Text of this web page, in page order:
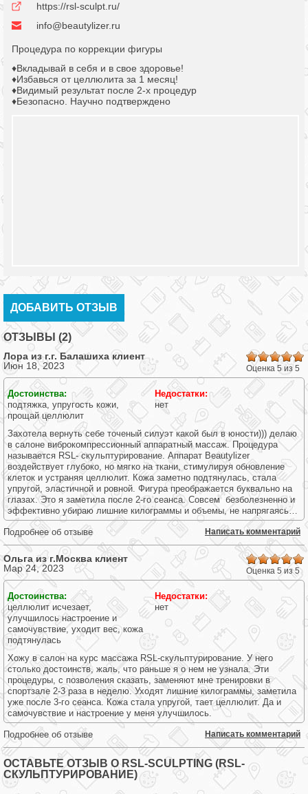
https://rsl-sculpt.ru/
info@beautylizer.ru
Процедура по коррекции фигуры
♦️Вкладывай в себя и в свое здоровье!
♦️Избавься от целлюлита за 1 месяц!
♦️Видимый результат после 2-х процедур
♦️Безопасно. Научно подтверждено
ДОБАВИТЬ ОТЗЫВ
ОТЗЫВЫ (2)
Оценка 5 из 5
Лора из г.г. Балашиха клиент
Июн 18, 2023
Достоинства:
подтяжка, упругость кожи,
прощай целлюлит
Недостатки:
нет
Захотела вернуть себе точеный силуэт какой был в юности))) делаю
в салоне виброкомпрессионный аппаратный массаж. Процедура
называется RSL- скульптурирование. Аппарат Beautylizer
воздействует глубоко, но мягко на ткани, стимулируя обновление
клеток и устраняя целлюлит. Кожа заметно подтянулась, стала
упругой, эластичной и ровной. Фигура преображается буквально на
глазах. Это я заметила после 2-го сеанса. Совсем безболезненно и
эффективно убираю лишние килограммы и объемы, не напрягаясь…
Подробнее об отзыве Написать комментарий
Оценка 5 из 5
Ольга из г.Москва клиент
Мар 24, 2023
Достоинства:
целлюлит исчезает,
улучшилось настроение и
самочувствие, уходит вес, кожа
подтянулась
Недостатки:
нет
Хожу в салон на курс массажа RSL-скульптурирование. У него
столько достоинств, жаль, что раньше я о нем не узнала. Эти
процедуры, с позволения сказать, заменяют мне тренировки в
спортзале 2-3 раза в неделю. Уходят лишние килограммы, заметила
уже после 3-го сеанса. Кожа стала упругой, тает целлюлит. Да и
самочувствие и настроение у меня улучшилось.
Подробнее об отзыве Написать комментарий
ОСТАВЬТЕ ОТЗЫВ О RSL-SCULPTING (RSL-
СКУЛЬПТУРИРОВАНИЕ)